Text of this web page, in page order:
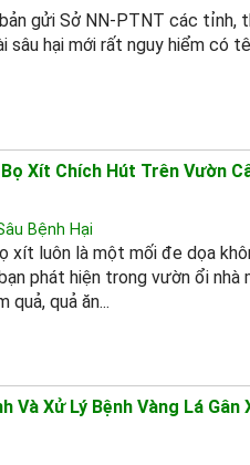
gửi Sở NN-PTNT các tỉnh,
sâu hại mới rất nguy hiểm có
Xít Chích Hút Trên Vườn
Bệnh Hại
xít luôn là một mối đe dọa
phát hiện trong vườn ổi nhà
quả, quả ăn...
Và Xử Lý Bệnh Vàng Lá